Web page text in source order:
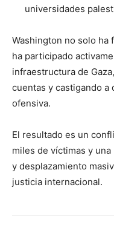
universidades
Washington no solo ha
ha participado
infraestructura de
cuentas y castigando
ofensiva.
El resultado es un
miles de víctimas y
y desplazamiento
justicia internacional.